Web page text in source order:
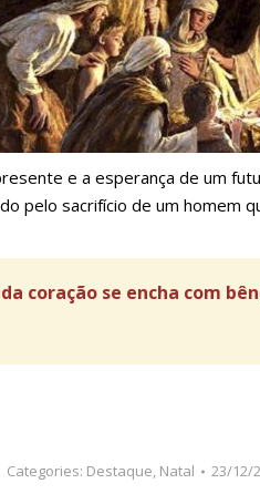
e a esperança de um
pelo sacrifício de um homem
coração se encha com
Categories: Destaque, Natal 23/12/